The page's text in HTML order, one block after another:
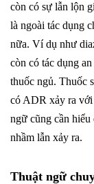
còn có sự lẫn lộn
là ngoài tác dụng
nữa. Ví dụ như
còn có tác dụng
thuốc ngủ. Thuốc
có ADR xảy ra với
ngữ cũng cần
nhầm lẫn xảy ra.
Thuật ngữ